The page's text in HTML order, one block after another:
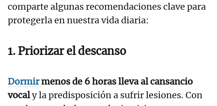
comparte algunas recomendaciones clave para
protegerla en nuestra vida diaria:
1. Priorizar el descanso
Dormirmenos de 6 horas lleva al cansancio
vocaly la predisposición a sufrir lesiones. Con